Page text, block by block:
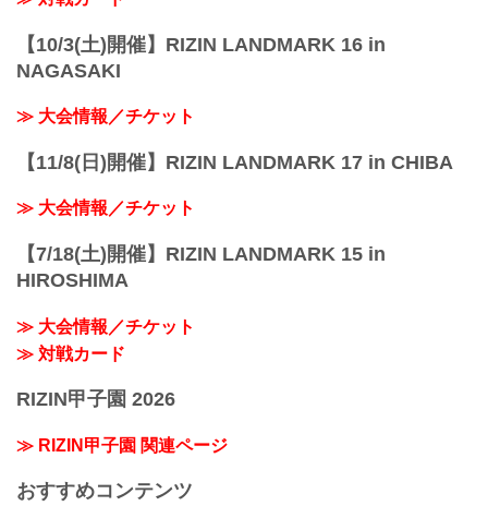
【10/3(土)開催】RIZIN LANDMARK 16 in
NAGASAKI
≫ 大会情報／チケット
【11/8(日)開催】RIZIN LANDMARK 17 in CHIBA
≫ 大会情報／チケット
【7/18(土)開催】RIZIN LANDMARK 15 in
HIROSHIMA
≫ 大会情報／チケット
≫ 対戦カード
RIZIN甲子園 2026
≫ RIZIN甲子園 関連ページ
おすすめコンテンツ